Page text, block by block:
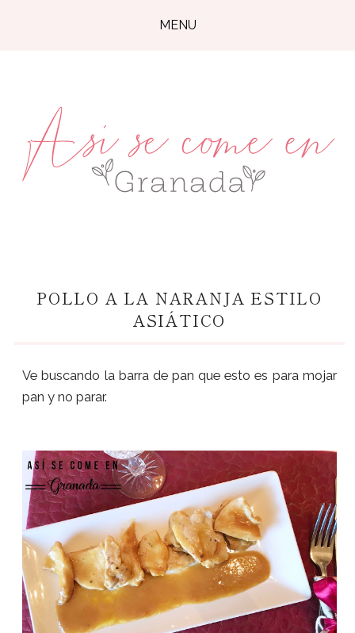
MENU
POLLO A LA NARANJA ESTILO
ASIÁTICO
Ve buscando la barra de pan que esto es para mojar
pan y no parar.